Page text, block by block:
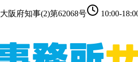
大阪府知事(2)第62068号 10:00-